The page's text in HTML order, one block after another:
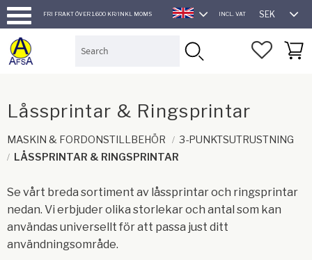
Menu
FRI FRAKT ÖVER 1.600 KR/INKL MOMS
ENGLISH
INCL. VAT SEK
Låssprintar & Ringsprintar
MASKIN & FORDONSTILLBEHÖR
3-PUNKTSUTRUSTNING
LÅSSPRINTAR & RINGSPRINTAR
Se vårt breda sortiment av låssprintar och ringsprintar
nedan. Vi erbjuder olika storlekar och antal som kan
användas universellt för att passa just ditt
användningsområde.